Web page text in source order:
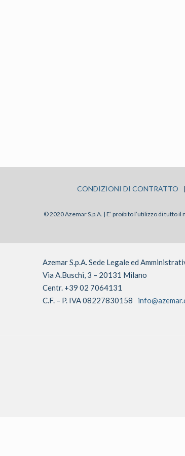
CONDIZIONI DI CONTRATTO |
© 2020 Azemar S.p.A. | E’ proibito l’utilizzo di tutto
Azemar S.p.A. Sede Legale ed
Via A.Buschi, 3 – 20131 Milano
Centr. +39 02 7064131
C.F. – P. IVA 08227830158